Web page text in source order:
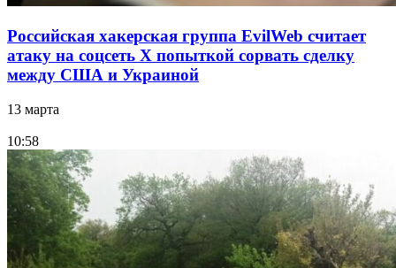
Российская хакерская группа EvilWeb считает
атаку на соцсеть Х попыткой сорвать сделку
между США и Украиной
13 марта
10:58